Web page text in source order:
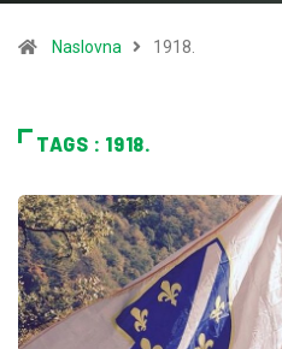
Naslovna 1918.
TAGS : 1918.